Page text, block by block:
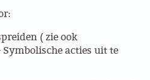
BOND ( zie ook
Symbolische acties uit te